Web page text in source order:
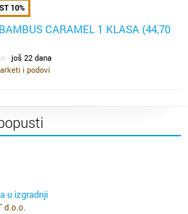
10%
CARAMEL 1 KLASA (44,70
još 22 dana
i podovi
u izgradnji
d.o.o.